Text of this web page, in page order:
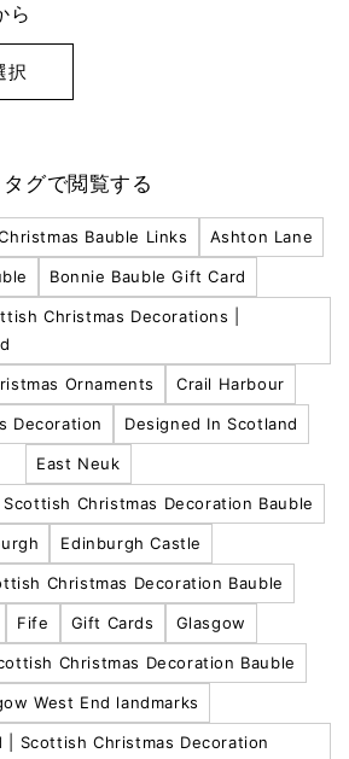
ら
択
タグで閲覧する
Bauble Links Ashton Lane
Bonnie Bauble Gift Card
Christmas Decorations |
Ornaments Crail Harbour
Decoration Designed In Scotland
East Neuk
Christmas Decoration Bauble
Edinburgh Castle
Christmas Decoration Bauble
Fife Gift Cards Glasgow
Christmas Decoration Bauble
West End landmarks
| Scottish Christmas Decoration